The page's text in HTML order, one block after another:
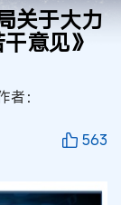
关于大力
意见》
者：
563